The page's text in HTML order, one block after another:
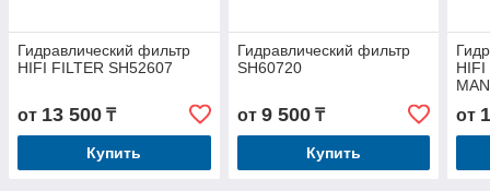
Гидравлический фильтр
HIFI FILTER SH52607
от 13 500 ₸
Купить
Гидравлический фильтр
SH60720
от 9 500₸
Купить
HIFI
от